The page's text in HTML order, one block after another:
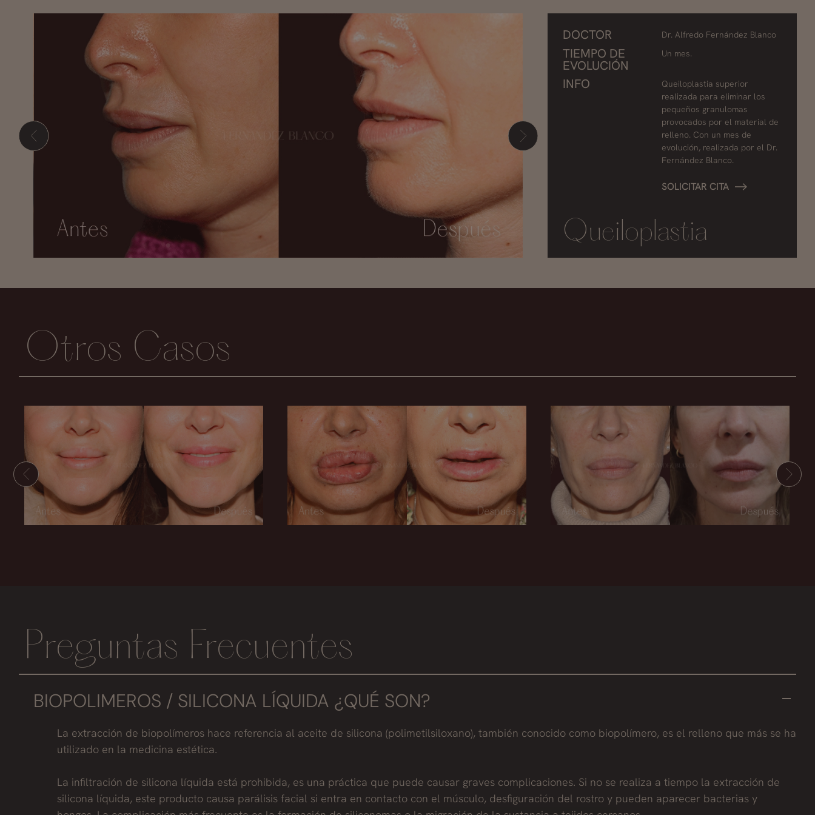
Presione ENTER para comenzar su búsqueda
DOCTOR Dr. Alfredo Fernández Blanco
TIEMPO DE
EVOLUCIÓN
Un mes.
INFO
Queiloplastia superior
realizada para eliminar los
pequeños granulomas
provocados por el material de
relleno. Con un mes de
evolución, realizada por el Dr.
Fernández Blanco.
SOLICITAR CITA
Queiloplastia
Otros Casos
Preguntas Frecuentes
BIOPOLIMEROS / SILICONA LÍQUIDA ¿QUÉ SON?
La extracción de biopolímeros hace referencia al aceite de silicona (polimetilsiloxano), también conocido como biopolímero, es el relleno que más se ha
utilizado en la medicina estética.
La infiltración de silicona líquida está prohibida, es una práctica que puede causar graves complicaciones. Si no se realiza a tiempo la extracción de
silicona líquida, este producto causa parálisis facial si entra en contacto con el músculo, desfiguración del rostro y pueden aparecer bacterias y